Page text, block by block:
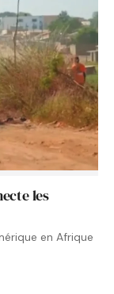
les
en Afrique